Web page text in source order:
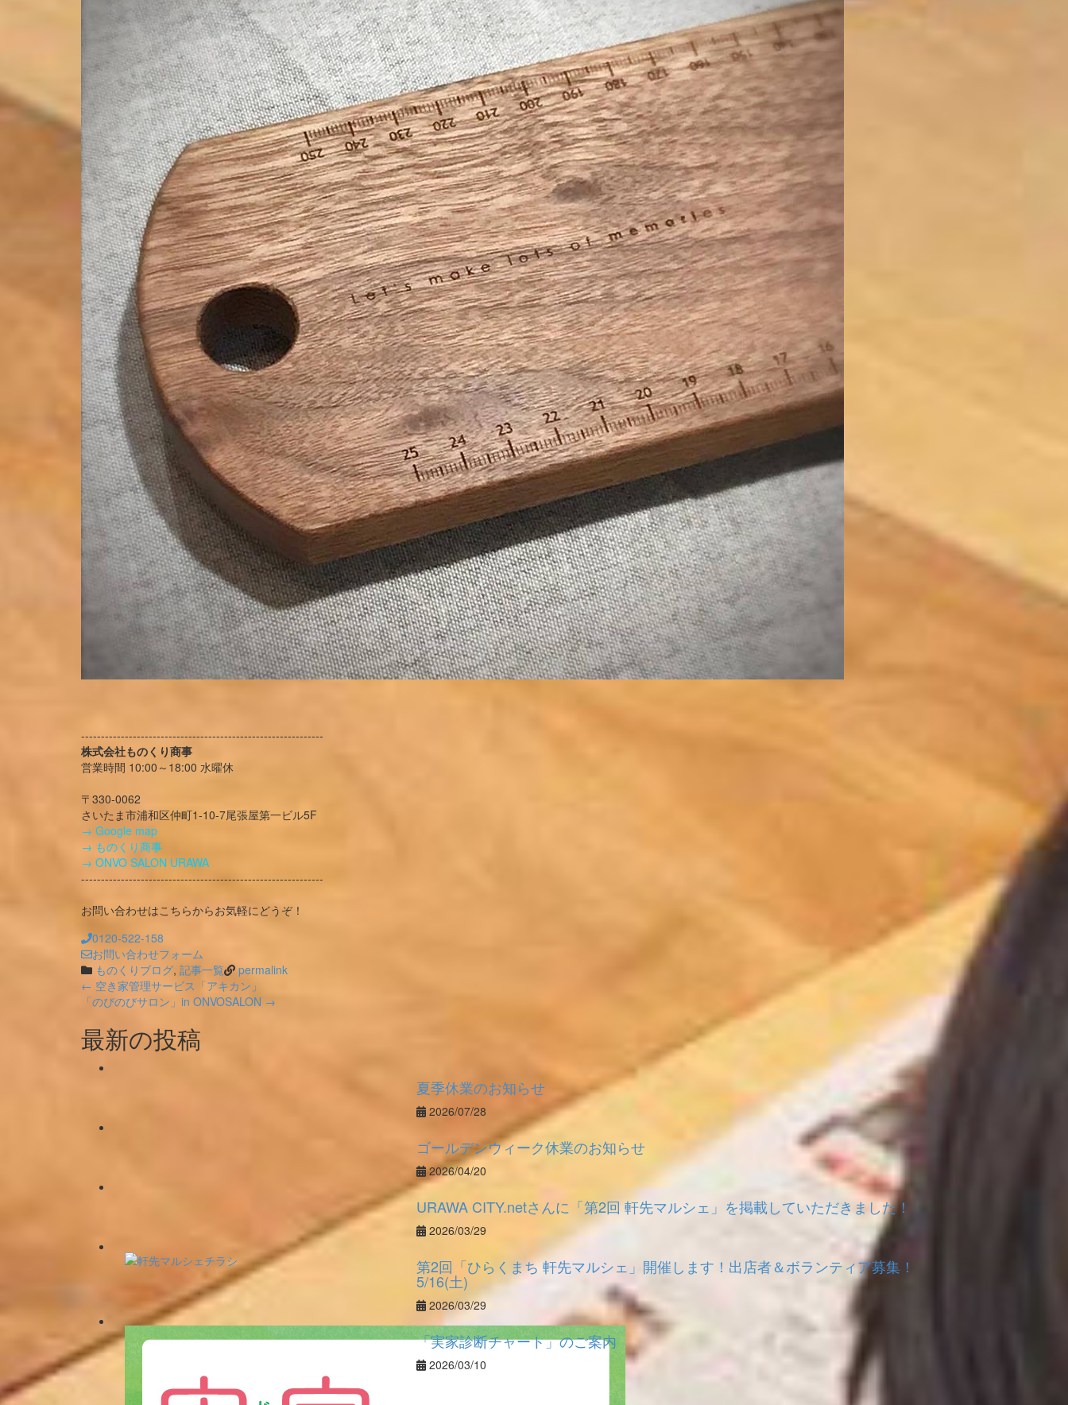
-------------------------------------------------------------
株式会社ものくり商事
営業時間 10:00～18:00 水曜休
〒330-0062
さいたま市浦和区仲町1-10-7尾張屋第一ビル5F
→ Google map
→ ものくり商事
→ ONVO SALON URAWA
-------------------------------------------------------------
お問い合わせはこちらからお気軽にどうぞ！
0120-522-158
お問い合わせフォーム
ものくりブログ, 記事一覧 permalink
Post
navigation
← 空き家管理サービス「アキカン」
「のびのびサロン」in ONVOSALON →
最新の投稿
夏季休業のお知らせ
2026/07/28
ゴールデンウィーク休業のお知らせ
2026/04/20
URAWA CITY.netさんに「第2回 軒先マルシェ」を掲載していただきました！
2026/03/29
第2回「ひらくまち 軒先マルシェ」開催します！出店者＆ボランティア募集！
5/16(土)
2026/03/29
「実家診断チャート」のご案内
2026/03/10